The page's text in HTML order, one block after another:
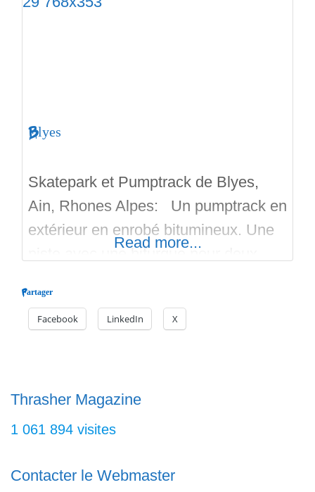
Blyes
Skatepark et Pumptrack de Blyes,
Ain, Rhones Alpes: Un pumptrack en
extérieur en enrobé bitumineux. Une
piste avec une bifurque pour deux
virages relevés avec plateforme,
double bosse, possibilité de
bonne hauteur en feel free sans
coping de l’autre coté. Au
Read more...
Partager
Facebook LinkedIn X
Thrasher Magazine
1 061 894 visites
Contacter le Webmaster